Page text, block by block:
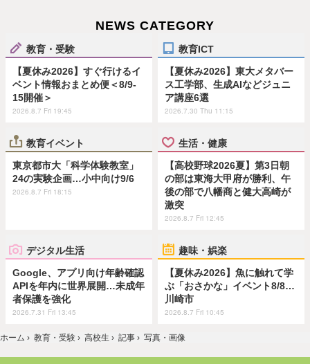
NEWS CATEGORY
教育・受験
【夏休み2026】すぐ行けるイ
ベント情報おまとめ便＜8/9-
15開催＞
2026.8.7 Fri 19:45
教育ICT
【夏休み2026】東大メタバー
ス工学部、生成AIなどジュニ
ア講座6選
2026.7.30 Thu 11:15
教育イベント
東京都市大「科学体験教室」
24の実験企画…小中向け9/6
2026.8.7 Fri 18:15
生活・健康
【高校野球2026夏】第3日朝
の部は東海大甲府が勝利、午
後の部で八幡商と健大高崎が
激突
2026.8.7 Fri 12:45
デジタル生活
Google、アプリ向け年齢確認
APIを年内に世界展開…未成年
者保護を強化
2026.7.31 Fri 13:45
趣味・娯楽
【夏休み2026】魚に触れて学
ぶ「おさかな」イベント8/8…
川崎市
2026.8.7 Fri 10:45
ホーム › 教育・受験 › 高校生 › 記事 › 写真・画像